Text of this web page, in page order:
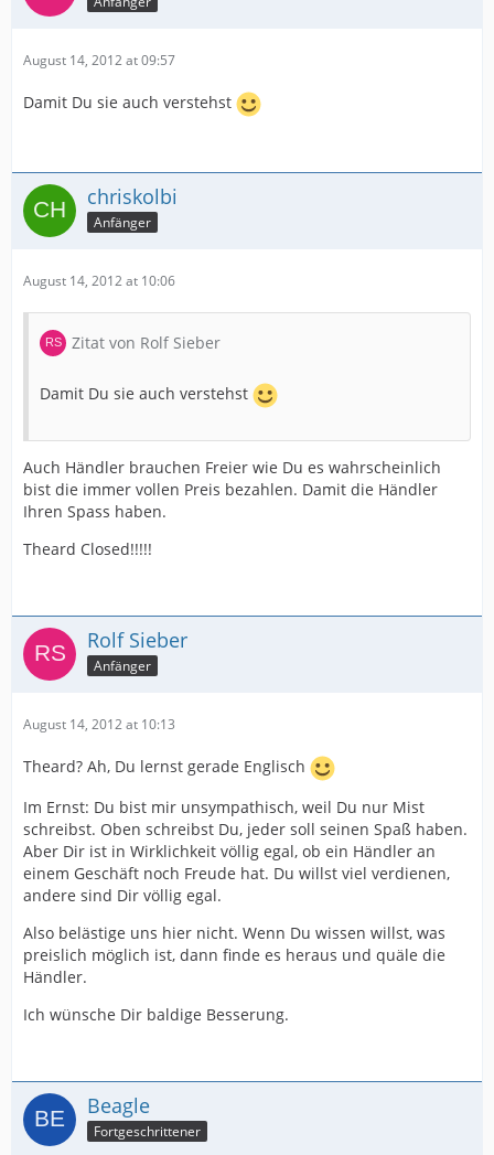
August 14, 2012 at 09:57
Damit Du sie auch verstehst
chriskolbi
Anfänger
August 14, 2012 at 10:06
Zitat von Rolf Sieber
Damit Du sie auch verstehst
Auch Händler brauchen Freier wie Du es wahrscheinlich
bist die immer vollen Preis bezahlen. Damit die Händler
Ihren Spass haben.
Theard Closed!!!!!
Rolf Sieber
Anfänger
August 14, 2012 at 10:13
Theard? Ah, Du lernst gerade Englisch
Im Ernst: Du bist mir unsympathisch, weil Du nur Mist
schreibst. Oben schreibst Du, jeder soll seinen Spaß haben.
Aber Dir ist in Wirklichkeit völlig egal, ob ein Händler an
einem Geschäft noch Freude hat. Du willst viel verdienen,
andere sind Dir völlig egal.
Also belästige uns hier nicht. Wenn Du wissen willst, was
preislich möglich ist, dann finde es heraus und quäle die
Händler.
Ich wünsche Dir baldige Besserung.
Beagle
Fortgeschrittener